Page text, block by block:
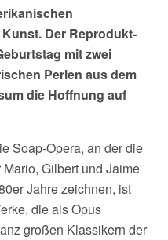
Der Reprodukt-
mit zwei
Perlen aus dem
die Hoffnung auf
Soap-Opera, an der die
Gilbert und Jaime
Jahre zeichnen, ist
die als Opus
großen Klassikern der